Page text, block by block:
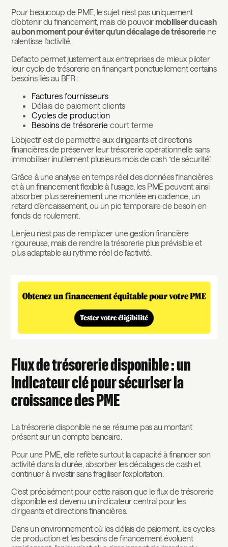
Pour beaucoup de PME, le sujet n’est pas uniquement
d’obtenir du financement, mais de pouvoir mobiliser du cash
au bon moment pour éviter qu’un décalage de trésoreriene
ralentisse l’activité.
Defacto permet justement aux entreprises de mieux piloter
leur cycle de trésorerie en finançant ponctuellement certains
besoins liés au BFR :
Factures fournisseurs
Délais de paiement clients
Cycles de production
Besoins de trésorerie court terme
L’objectif est de permettre aux dirigeants et directions
financières de préserver leur trésorerie opérationnelle sans
immobiliser inutilement plusieurs mois de cash “de sécurité”.
Grâce à une analyse en temps réel des données financières
et à un financement flexible à l’usage, les PME peuvent ainsi
absorber plus sereinement une montée en cadence, un
retard d’encaissement, ou un pic temporaire de besoin en
fonds de roulement.
L’enjeu n’est pas de remplacer une gestion financière
rigoureuse, mais de rendre la trésorerie plus prévisible et
plus adaptable au rythme réel de l’activité.
Flux de trésorerie disponible : un
indicateur clé pour sécuriser la
croissance des PME
La trésorerie disponible ne se résume pas au montant
présent sur un compte bancaire.
Pour une PME, elle reflète surtout la capacité à financer son
activité dans la durée, absorber les décalages de cash et
continuer à investir sans fragiliser l’exploitation.
C’est précisément pour cette raison que le flux de trésorerie
disponible est devenu un indicateur central pour les
dirigeants et directions financières.
Dans un environnement où les délais de paiement, les cycles
de production et les besoins de financement évoluent